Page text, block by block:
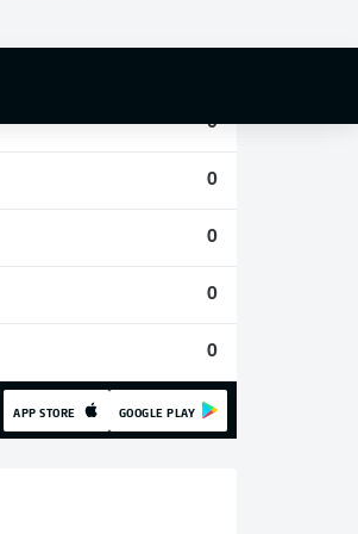
0
0
0
0
0
APP STORE GOOGLE PLAY